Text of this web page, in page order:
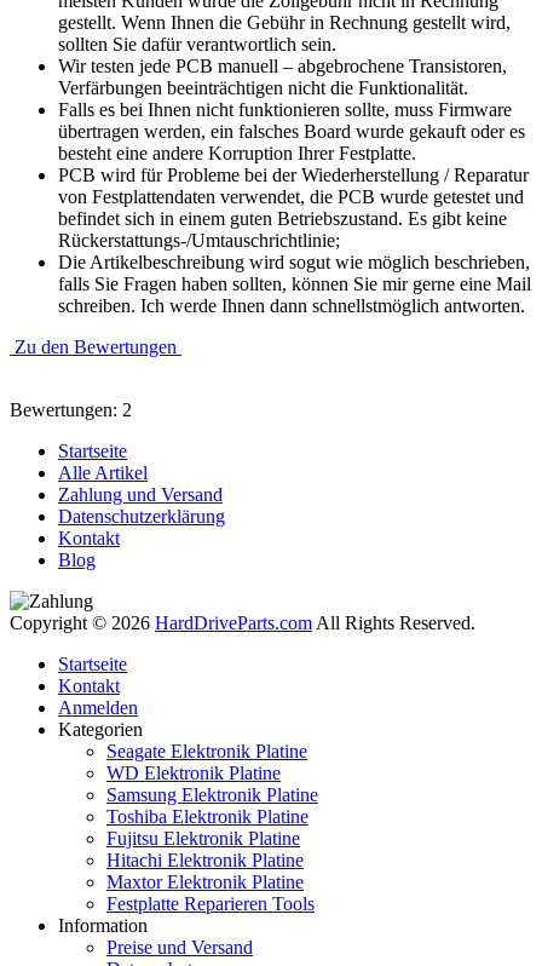
gestellt. Wenn Ihnen die Gebühr in Rechnung gestellt wird,
sollten Sie dafür verantwortlich sein.
Wir testen jede PCB manuell – abgebrochene Transistoren,
Verfärbungen beeinträchtigen nicht die Funktionalität.
Falls es bei Ihnen nicht funktionieren sollte, muss Firmware
übertragen werden, ein falsches Board wurde gekauft oder es
besteht eine andere Korruption Ihrer Festplatte.
PCB wird für Probleme bei der Wiederherstellung / Reparatur
von Festplattendaten verwendet, die PCB wurde getestet und
befindet sich in einem guten Betriebszustand. Es gibt keine
Rückerstattungs-/Umtauschrichtlinie;
Die Artikelbeschreibung wird sogut wie möglich beschrieben,
falls Sie Fragen haben sollten, können Sie mir gerne eine Mail
schreiben. Ich werde Ihnen dann schnellstmöglich antworten.
Zu den Bewertungen
Bewertungen: 2
Startseite
Alle Artikel
Zahlung und Versand
Datenschutzerklärung
Kontakt
Blog
Copyright © 2026 HardDriveParts.com All Rights Reserved.
Startseite
Kontakt
Anmelden
Kategorien
Seagate Elektronik Platine
WD Elektronik Platine
Samsung Elektronik Platine
Toshiba Elektronik Platine
Fujitsu Elektronik Platine
Hitachi Elektronik Platine
Maxtor Elektronik Platine
Festplatte Reparieren Tools
Information
Preise und Versand